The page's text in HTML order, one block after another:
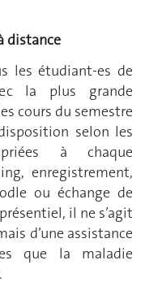
distance
les étudiant-es de
la plus grande
cours du semestre
selon les
à chaque
enregistrement,
ou échange de
il ne s’agit
d’une assistance
que la maladie